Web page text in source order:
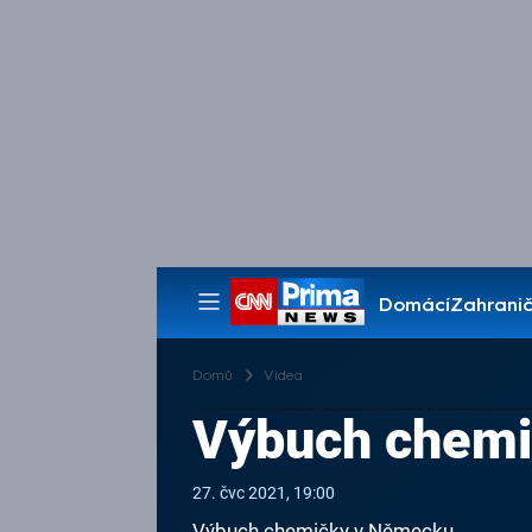
Domácí
Pořady
Domů Videa
Výbuch
27. čvc 2021, 19:00